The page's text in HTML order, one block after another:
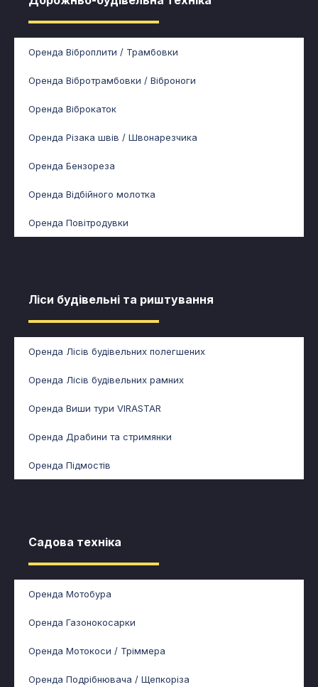
Оренда Віброплити / Трамбовки
Оренда Вібротрамбовки / Віброноги
Оренда Віброкаток
Оренда Різака швів / Швонарезчика
Оренда Бензореза
Оренда Відбійного молотка
Оренда Повітродувки
Ліси будівельні та риштування​​
Оренда Лісів будівельних полегшених
Оренда Лісів будівельних рамних
Оренда Виши тури VIRASTAR
Оренда Драбини та стримянки
Оренда Підмостів
Садова техніка​
Оренда Мотобура
Оренда Газонокосарки
Оренда Мотокоси / Тріммера
Оренда Подрібнювача / Щепкоріза